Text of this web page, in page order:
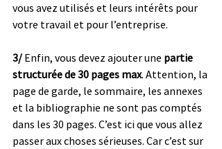
vous avez utilisés et leurs intérêts pour
votre travail et pour l’entreprise.
3/ Enfin, vous devez ajouter une partie
structurée de 30 pages max. Attention, la
page de garde, le sommaire, les annexes
et la bibliographie ne sont pas comptés
dans les 30 pages. C’est ici que vous allez
passer aux choses sérieuses. Car c’est sur